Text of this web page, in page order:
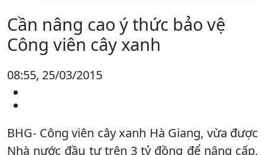
Cần nâng cao ý thức bảo vệ
Công viên cây xanh
08:55, 25/03/2015
BHG- Công viên cây xanh Hà Giang, vừa được
Nhà nước đầu tư trên 3 tỷ đồng để nâng cấp,